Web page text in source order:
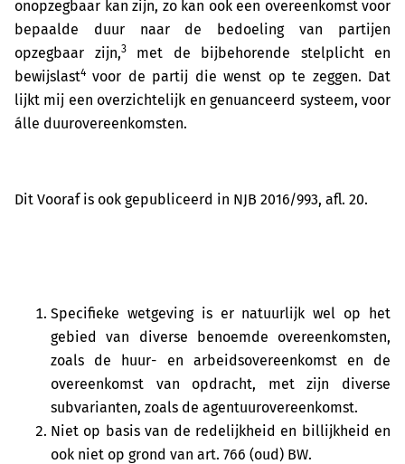
onopzegbaar kan zijn, zo kan ook een overeenkomst voor
bepaalde duur naar de bedoeling van partijen
opzegbaar zijn,3met de bijbehorende stelplicht en
bewijslast4 voor de partij die wenst op te zeggen. Dat
lijkt mij een overzichtelijk en genuanceerd systeem, voor
álle duurovereenkomsten.
Dit Vooraf is ook gepubliceerd in NJB 2016/993, afl. 20.
Specifieke wetgeving is er natuurlijk wel op het
gebied van diverse benoemde overeenkomsten,
zoals de huur- en arbeidsovereenkomst en de
overeenkomst van opdracht, met zijn diverse
subvarianten, zoals de agentuurovereenkomst.
Niet op basis van de redelijkheid en billijkheid en
ook niet op grond van art. 766 (oud) BW.